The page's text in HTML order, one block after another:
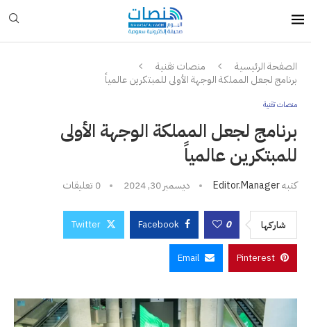
الصفحة الرئيسية
منصات تقنية
برنامج لجعل المملكة الوجهة الأولى للمبتكرين عالمياً
منصات تقنية
برنامج لجعل المملكة الوجهة الأولى
للمبتكرين عالمياً
كتبهEditor.manager ديسمبر 30, 2024 0 تعليقات
شاركها 0
Facebook
Twitter
Pinterest
Email